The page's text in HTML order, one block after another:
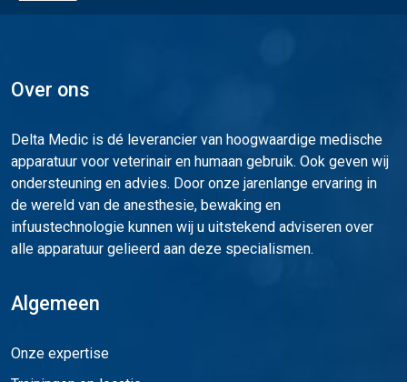
Over ons
Delta Medic is dé leverancier van hoogwaardige medische
apparatuur voor veterinair en humaan gebruik. Ook geven wij
ondersteuning en advies. Door onze jarenlange ervaring in
de wereld van de anesthesie, bewaking en
infuustechnologie kunnen wij u uitstekend adviseren over
alle apparatuur gelieerd aan deze specialismen.
Algemeen
Onze expertise